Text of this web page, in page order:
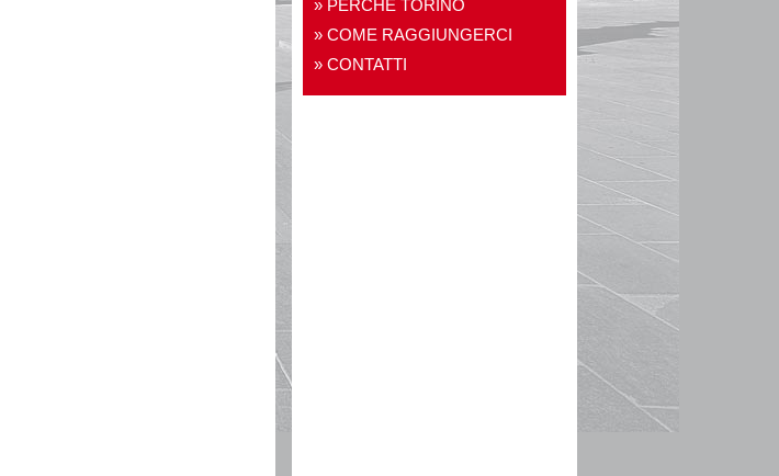
PERCHÉ TORINO
COME RAGGIUNGERCI
CONTATTI